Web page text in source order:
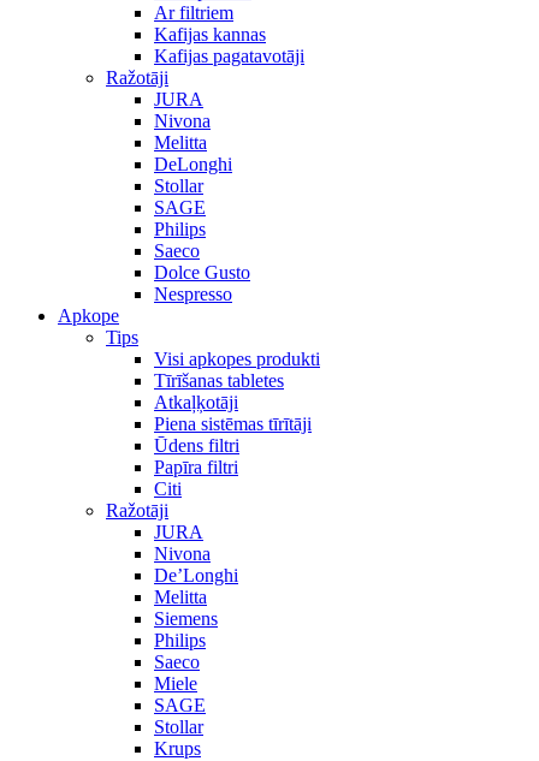
Ar filtriem
Kafijas kannas
Kafijas pagatavotāji
Ražotāji
JURA
Nivona
Melitta
DeLonghi
Stollar
SAGE
Philips
Saeco
Dolce Gusto
Nespresso
Apkope
Tips
Visi apkopes produkti
Tīrīšanas tabletes
Atkaļķotāji
Piena sistēmas tīrītāji
Ūdens filtri
Papīra filtri
Citi
Ražotāji
JURA
Nivona
De’Longhi
Melitta
Siemens
Philips
Saeco
Miele
SAGE
Stollar
Krups